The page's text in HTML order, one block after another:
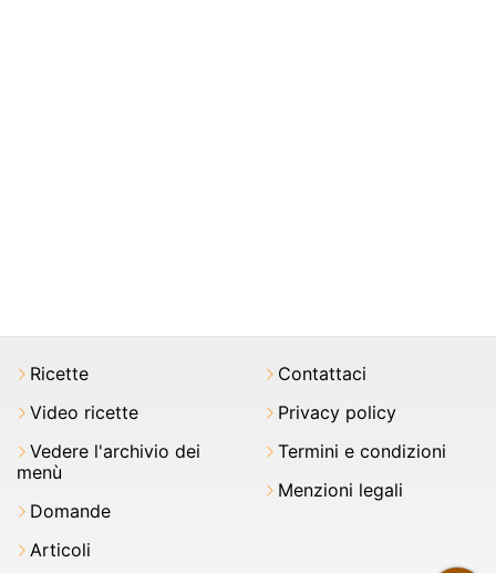
Ricette
Video ricette
Vedere l'archivio dei
menù
Domande
Articoli
Contattaci
Privacy policy
Termini e condizioni
Menzioni legali